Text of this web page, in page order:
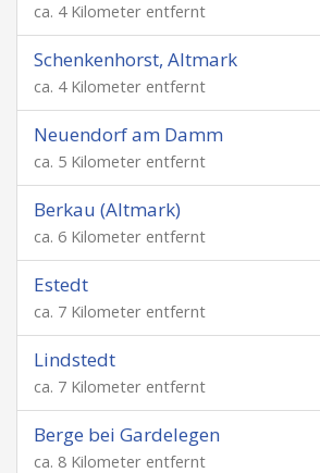
ca. 4 Kilometer entfernt
Schenkenhorst, Altmark
ca. 4 Kilometer entfernt
Neuendorf am Damm
ca. 5 Kilometer entfernt
Berkau (Altmark)
ca. 6 Kilometer entfernt
Estedt
ca. 7 Kilometer entfernt
Lindstedt
ca. 7 Kilometer entfernt
Berge bei Gardelegen
ca. 8 Kilometer entfernt